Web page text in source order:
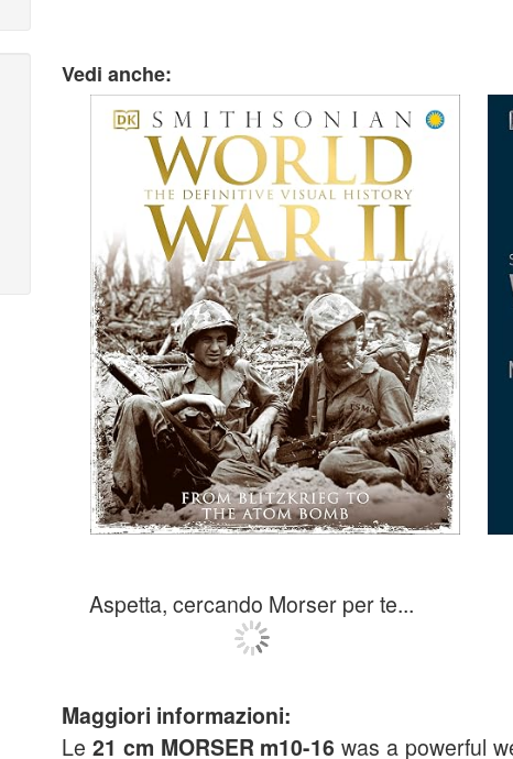
Vedi anche:
Aspetta, cercando Morser per te...
Maggiori informazioni:
Le 21 cm MORSER m10-16 was a powerful